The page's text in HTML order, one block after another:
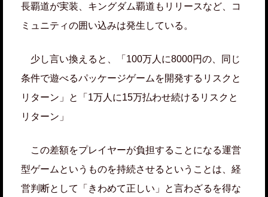
長覇道が実装、キングダム覇道もリリースなど、コ
ミュニティの囲い込みは発生している。
少し言い換えると、「100万人に8000円の、同じ
条件で遊べるパッケージゲームを開発するリスクと
リターン」と「1万人に15万払わせ続けるリスクと
リターン」
この差額をプレイヤーが負担することになる運営
型ゲームというものを持続させるということは、経
営判断として「きわめて正しい」と言わざるを得な